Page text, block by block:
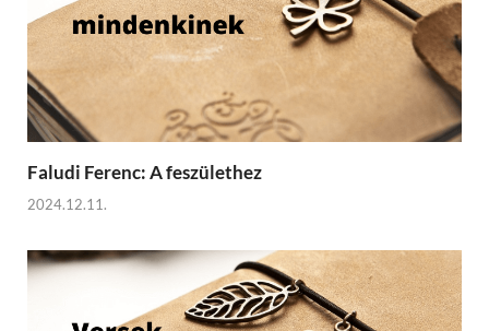
Faludi Ferenc: A feszülethez
2024.12.11.